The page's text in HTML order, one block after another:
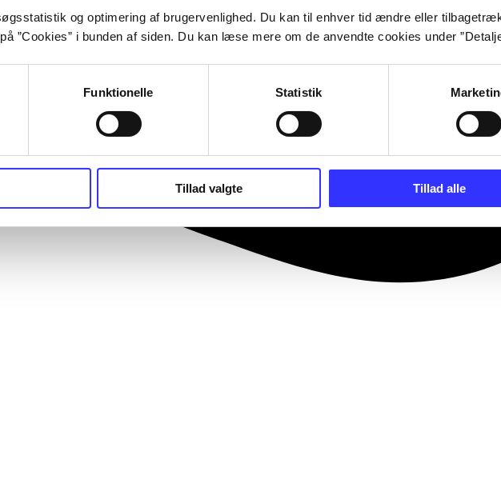
og optimering af brugervenlighed. Du kan til enhver tid ændre eller
”Cookies” i bunden af siden. Du kan læse mere om de anvendte cookies under
Funktionelle Statistik
Tillad valgte Tillad alle